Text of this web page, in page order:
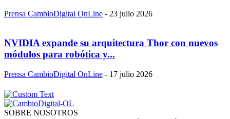
Prensa CambioDigital OnLine - 23 julio 2026
NVIDIA expande su arquitectura Thor con nuevos
módulos para robótica y...
Prensa CambioDigital OnLine - 17 julio 2026
SOBRE NOSOTROS